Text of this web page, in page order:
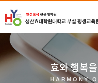
효와 행복
HARMONY